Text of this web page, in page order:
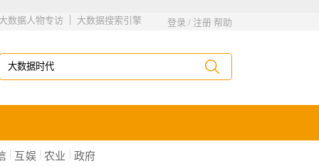
登录 / 注册 帮助
大数据搜索引擎
|
大数据人物专访
| 互娱 | 农业 | 政府